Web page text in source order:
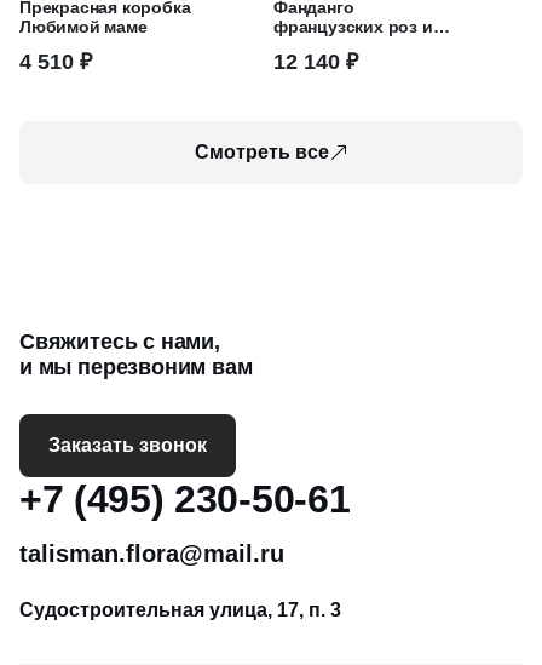
Прекрасная коробка
Любимой маме
4 510 ₽
Фанданго
французских роз и
12 140 ₽
Смотреть все
Свяжитесь с нами,
и мы перезвоним вам
Заказать звонок
+7 (495) 230-50-61
talisman.flora@mail.ru
Судостроительная улица, 17, п. 3